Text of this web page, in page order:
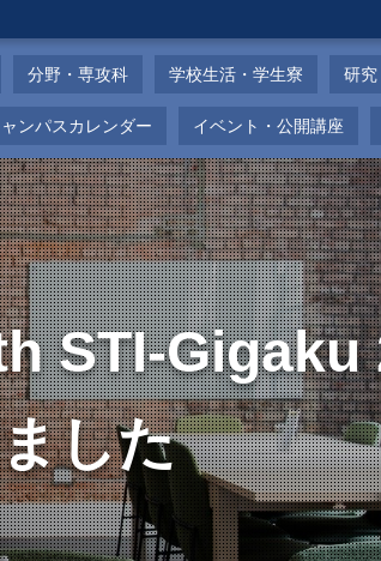
分野・専攻科 学校生活・学生寮 研究
ンパスカレンダー イベント・公開講座
STI-Gigaku
した